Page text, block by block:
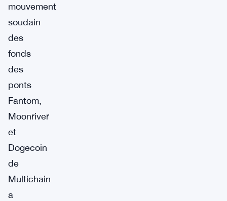
mouvement
soudain
des
fonds
des
ponts
Fantom,
Moonriver
et
Dogecoin
de
Multichain
a